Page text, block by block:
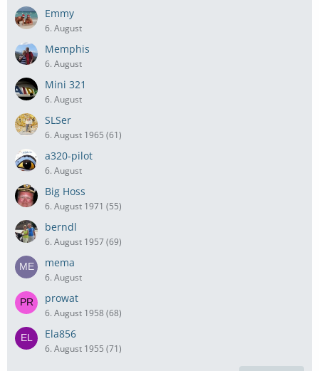
Emmy
6. August
Memphis
6. August
Mini 321
6. August
SLSer
6. August 1965 (61)
a320-pilot
6. August
Big Hoss
6. August 1971 (55)
berndl
6. August 1957 (69)
mema
6. August
prowat
6. August 1958 (68)
Ela856
6. August 1955 (71)